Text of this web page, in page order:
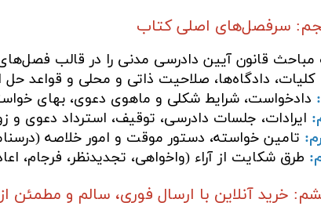
سرفصل‌های اصلی کتاب
مباحث قانون آیین دادرسی مدنی را در قالب
کلیات، دادگاه‌ها، صلاحیت ذاتی و محلی و قواعد
دادخواست، شرایط شکلی و ماهوی دعوی، بهای
ایرادات، جلسات دادرسی، توقیف، استرداد دعوی
تامین خواسته، دستور موقت و امور خلاصه
طرق شکایت از آراء (واخواهی، تجدیدنظر، فرجام،
خرید آنلاین با ارسال فوری، سالم و مطمئن